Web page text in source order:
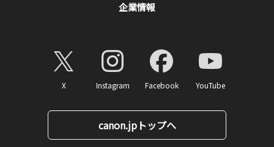
企業情報
X Instagram Facebook YouTube
canon.jpトップへ